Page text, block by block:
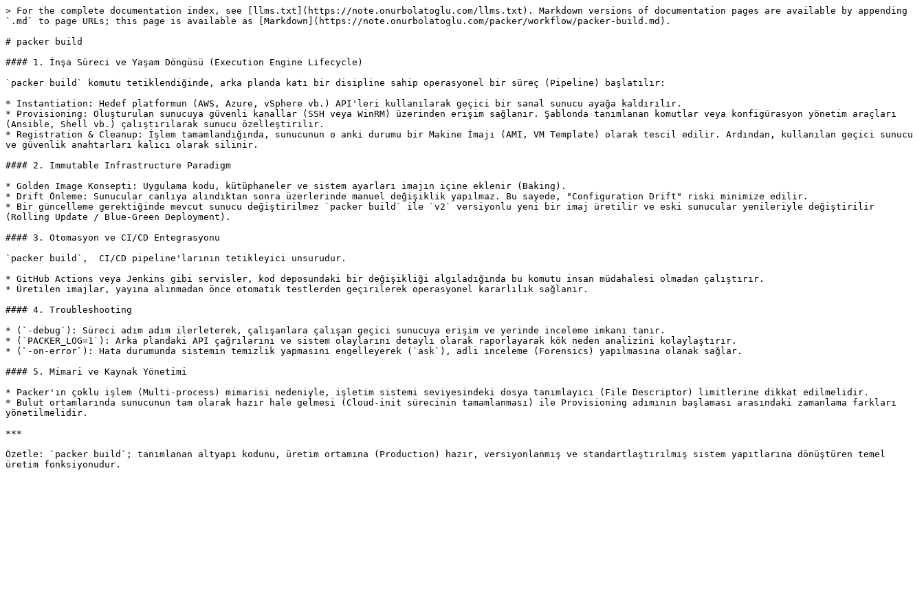
> For the complete documentation index, see [llms.txt](https://note.onurbolatoglu.com/llms.txt). Markdown versions of documentation pages are available by appending
`.md` to page URLs; this page is available as [Markdown](https://note.onurbolatoglu.com/packer/workflow/packer-build.md).
# packer build
#### 1. İnşa Süreci ve Yaşam Döngüsü (Execution Engine Lifecycle)
`packer build` komutu tetiklendiğinde, arka planda katı bir disipline sahip operasyonel bir süreç (Pipeline) başlatılır:
* Instantiation: Hedef platformun (AWS, Azure, vSphere vb.) API'leri kullanılarak geçici bir sanal sunucu ayağa kaldırılır.
* Provisioning: Oluşturulan sunucuya güvenli kanallar (SSH veya WinRM) üzerinden erişim sağlanır. Şablonda tanımlanan komutlar veya konfigürasyon yönetim araçları
(Ansible, Shell vb.) çalıştırılarak sunucu özelleştirilir.
* Registration & Cleanup: İşlem tamamlandığında, sunucunun o anki durumu bir Makine İmajı (AMI, VM Template) olarak tescil edilir. Ardından, kullanılan geçici sunucu
ve güvenlik anahtarları kalıcı olarak silinir.
#### 2. Immutable Infrastructure Paradigm
* Golden Image Konsepti: Uygulama kodu, kütüphaneler ve sistem ayarları imajın içine eklenir (Baking).
* Drift Önleme: Sunucular canlıya alındıktan sonra üzerlerinde manuel değişiklik yapılmaz. Bu sayede, "Configuration Drift" riski minimize edilir.
* Bir güncelleme gerektiğinde mevcut sunucu değiştirilmez `packer build` ile `v2` versiyonlu yeni bir imaj üretilir ve eski sunucular yenileriyle değiştirilir
(Rolling Update / Blue-Green Deployment).
#### 3. Otomasyon ve CI/CD Entegrasyonu
`packer build`,  CI/CD pipeline'larının tetikleyici unsurudur.
* GitHub Actions veya Jenkins gibi servisler, kod deposundaki bir değişikliği algıladığında bu komutu insan müdahalesi olmadan çalıştırır.
* Üretilen imajlar, yayına alınmadan önce otomatik testlerden geçirilerek operasyonel kararlılık sağlanır.
#### 4. Troubleshooting
* (`-debug`): Süreci adım adım ilerleterek, çalışanlara çalışan geçici sunucuya erişim ve yerinde inceleme imkanı tanır.
* (`PACKER_LOG=1`): Arka plandaki API çağrılarını ve sistem olaylarını detaylı olarak raporlayarak kök neden analizini kolaylaştırır.
* (`-on-error`): Hata durumunda sistemin temizlik yapmasını engelleyerek (`ask`), adli inceleme (Forensics) yapılmasına olanak sağlar.
#### 5. Mimari ve Kaynak Yönetimi
* Packer'ın çoklu işlem (Multi-process) mimarisi nedeniyle, işletim sistemi seviyesindeki dosya tanımlayıcı (File Descriptor) limitlerine dikkat edilmelidir.
* Bulut ortamlarında sunucunun tam olarak hazır hale gelmesi (Cloud-init sürecinin tamamlanması) ile Provisioning adımının başlaması arasındaki zamanlama farkları
yönetilmelidir.
***
Özetle: `packer build`; tanımlanan altyapı kodunu, üretim ortamına (Production) hazır, versiyonlanmış ve standartlaştırılmış sistem yapıtlarına dönüştüren temel